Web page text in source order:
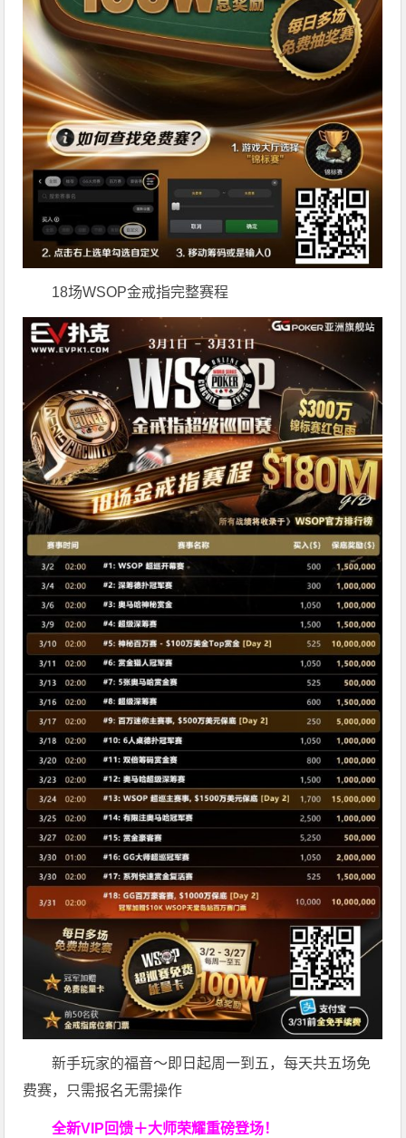
18场WSOP金戒指完整赛程
新手玩家的福音～即日起周一到五，每天共五场免
费赛，只需报名无需操作
全新VIP回馈＋大师荣耀重磅登场！